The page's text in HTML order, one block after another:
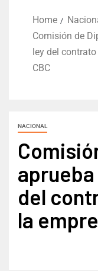
Home
Comisión de
ley del
CBC
NACIONAL
del
la